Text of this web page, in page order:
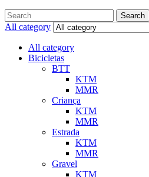
Search
All category
All category
Bicicletas
BTT
KTM
MMR
Criança
KTM
MMR
Estrada
KTM
MMR
Gravel
KTM